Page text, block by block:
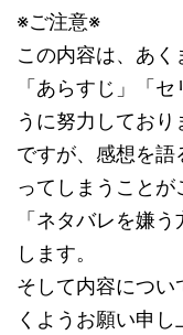
※ご注意※
この内容は、あく
「あらすじ」「
うに努力しており
ですが、感想を
ってしまうことが
「ネタバレを嫌
します。
そして内容につ
くようお願い申し